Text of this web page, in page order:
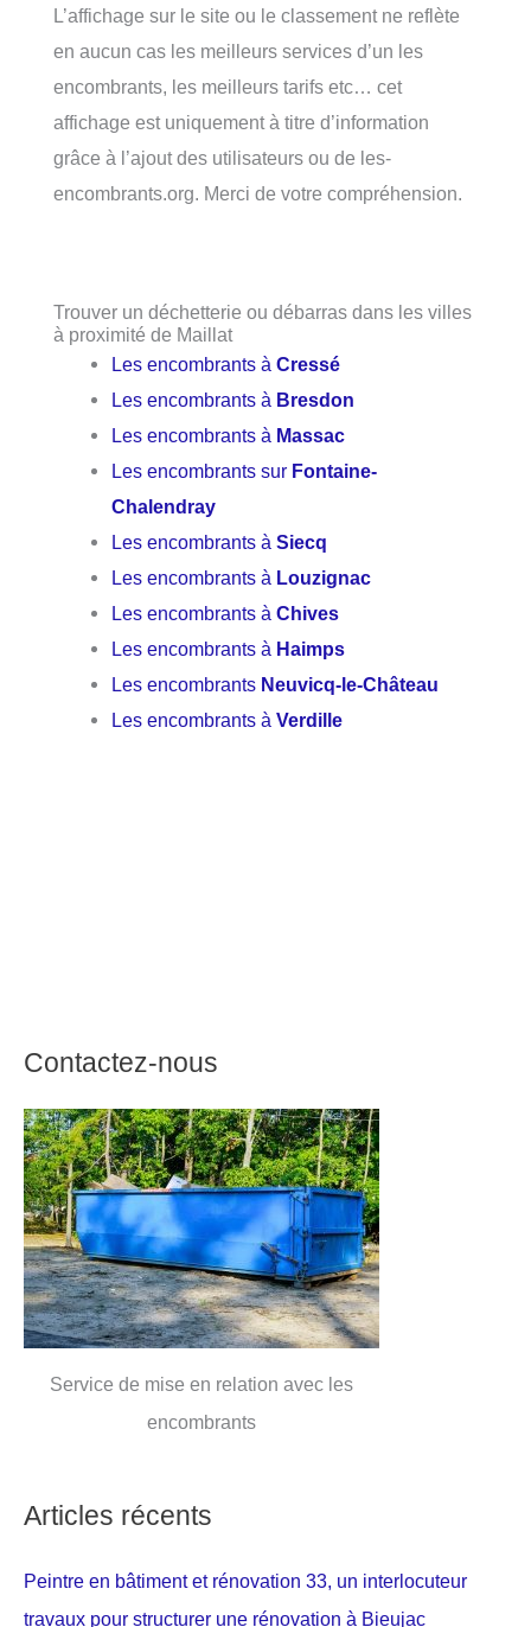
L’affichage sur le site ou le classement ne reflète
en aucun cas les meilleurs services d’un les
encombrants, les meilleurs tarifs etc… cet
affichage est uniquement à titre d’information
grâce à l’ajout des utilisateurs ou de les-
encombrants.org. Merci de votre compréhension.
Trouver un déchetterie ou débarras dans les villes
à proximité de Maillat
Les encombrants àCressé
Les encombrants à Bresdon
Les encombrants à Massac
Les encombrants sur Fontaine-
Chalendray
Les encombrants àSiecq
Les encombrants à Louzignac
Les encombrants àChives
Les encombrants à Haimps
Les encombrants Neuvicq-le-Château
Les encombrants àVerdille
Contactez-nous
Service de mise en relation avec les
encombrants
Articles récents
Peintre en bâtiment et rénovation 33, un interlocuteur
travaux pour structurer une rénovation à Bieujac